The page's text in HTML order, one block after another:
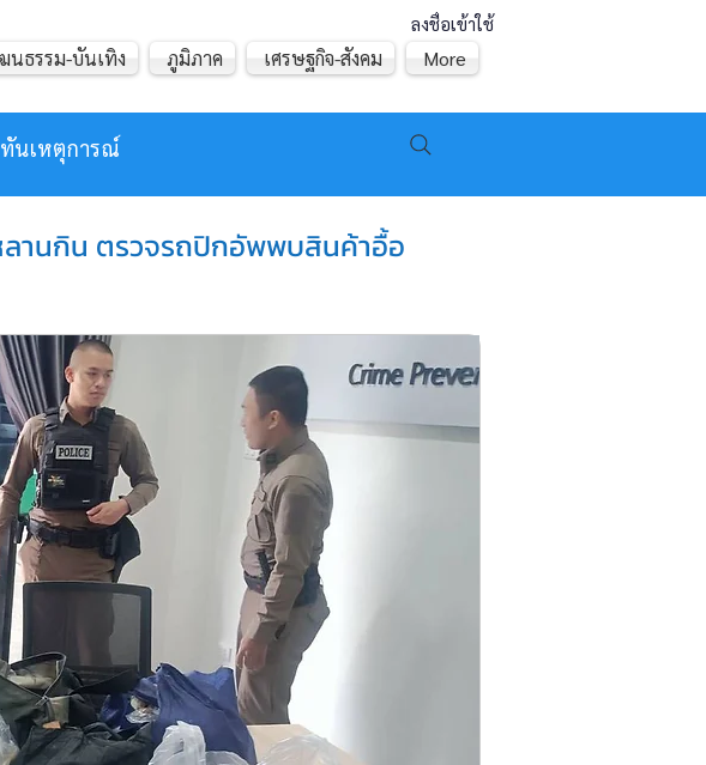
ลงชื่อเข้าใช้
ทันเหตุการณ์
นธรรม-บันเทิง ภูมิภาค เศรษฐกิจ-สังคม More
ลานกิน ตรวจรถปิกอัพพบสินค้าอื้อ